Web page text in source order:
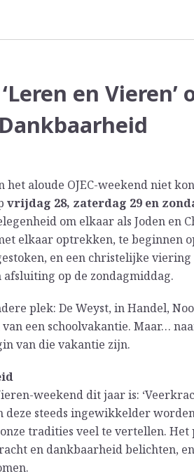
en Vieren’
aloude OJEC-weekend niet
vrijdag 28, zaterdag 29 en
om elkaar als Joden en
elkaar optrekken, te beginnen
en een christelijke viering
afsluiting op de zondagmiddag.
plek: De Weyst, in Handel,
een schoolvakantie. Maar…
van die vakantie zijn.
weekend dit jaar is:
deze steeds ingewikkelder
tradities veel te vertellen. Het
en dankbaarheid belichten,